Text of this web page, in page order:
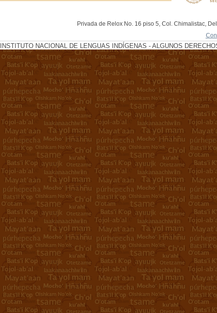
Privada de Relox No. 16 piso 5, Col. Chimalistac,
INSTITUTO NACIONAL DE LENGUAS INDÍGENAS - ALGUNOS